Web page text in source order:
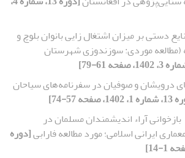
دستی بر میزان اشتغال ‏زایی بانوان بلوچ و
(مطالعه موردی: سوزن‏دوزی شهرستان
درویشان و صوفیان در سفرنامه‌های سیاحان
صفحه 57-74]
بازخوانی آراء اندیشمندان مسلمان در
ایرانی اسلامی؛ مورد مطالعه فارابی[دوره